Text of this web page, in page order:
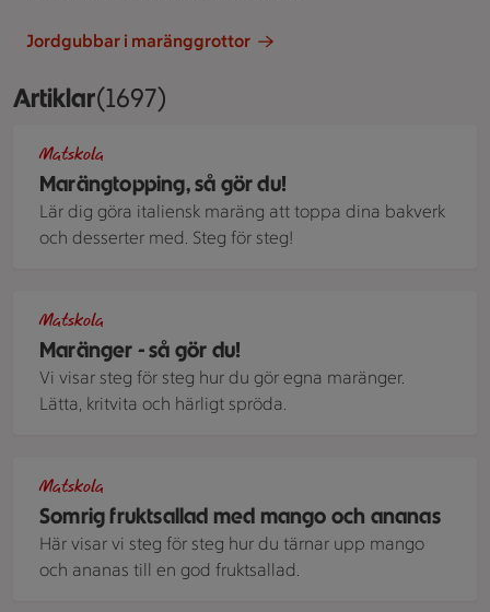
Jordgubbar i maränggrottor
ArtiklarVisar 1697 stycken
(1697)
Marängtopping, så gör du!
Matskola
Lär dig göra italiensk maräng att toppa dina bakverk
och desserter med. Steg för steg!
Maränger - så gör du!
Matskola
Vi visar steg för steg hur du gör egna maränger.
Lätta, kritvita och härligt spröda.
Somrig fruktsallad med mango och ananas
Matskola
Här visar vi steg för steg hur du tärnar upp mango
och ananas till en god fruktsallad.